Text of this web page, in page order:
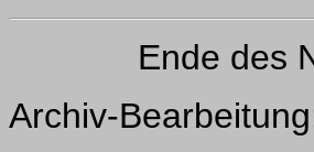
Ende des
Archiv-